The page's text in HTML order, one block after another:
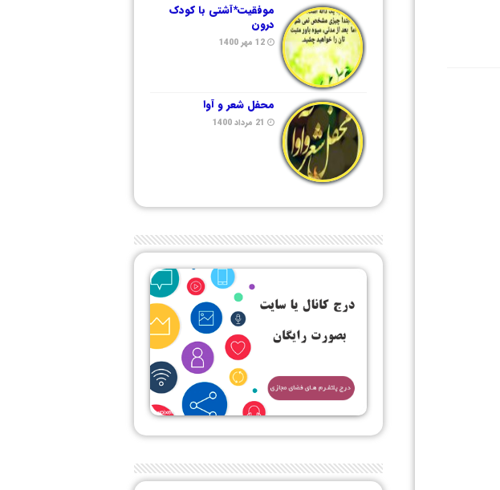
موفقیت*آشتی با کودک
درون
12 مهر 1400
محفل شعر و آوا
21 مرداد 1400